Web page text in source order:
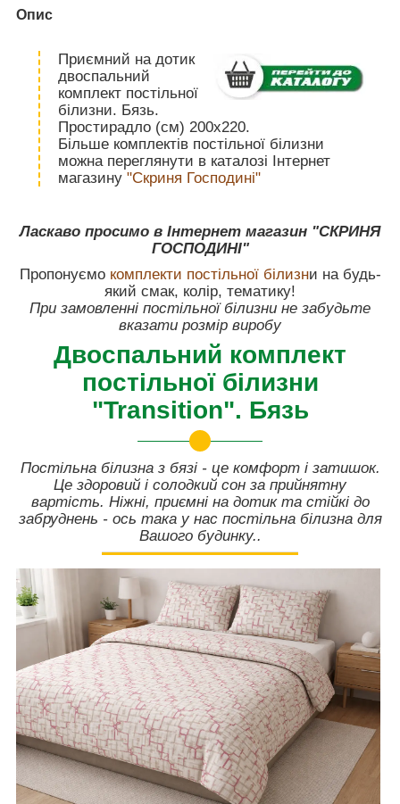
Опис
Приємний на дотик
двоспальний
комплект постільної
білизни. Бязь.
Простирадло (см) 200х220.
Більше комплектів постільної білизни
можна переглянути в каталозі Інтернет
магазину "Скриня Господині"
Ласкаво просимо в Інтернет магазин "СКРИНЯ
ГОСПОДИНІ"
Пропонуємо комплекти постільної білизни на будь-
який смак, колір, тематику!
При замовленні постільної білизни не забудьте
вказати розмір виробу
Двоспальний комплект
постільної білизни
"Transition". Бязь
Постільна білизна з бязі - це комфорт і затишок.
Це здоровий і солодкий сон за прийнятну
вартість. Ніжні, приємні на дотик та стійкі до
забруднень - ось така у нас постільна білизна для
Вашого будинку..